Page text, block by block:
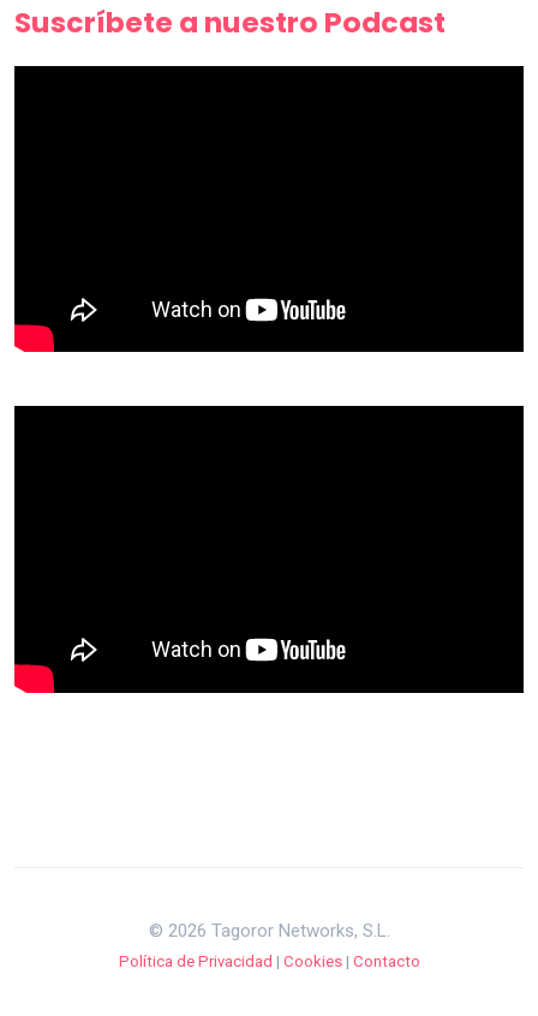
Suscríbete a nuestro Podcast
© 2026 Tagoror Networks, S.L.
Política de Privacidad | Cookies| Contacto